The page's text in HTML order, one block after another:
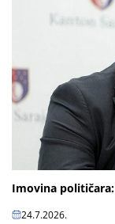
Imovina
24.7.2026.